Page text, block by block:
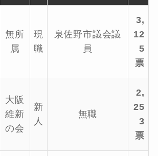
無所
属
現
職
泉佐野市議会議
員
3,
12
5
票
大阪
維新
の会
新
人
無職
2,
25
3
票